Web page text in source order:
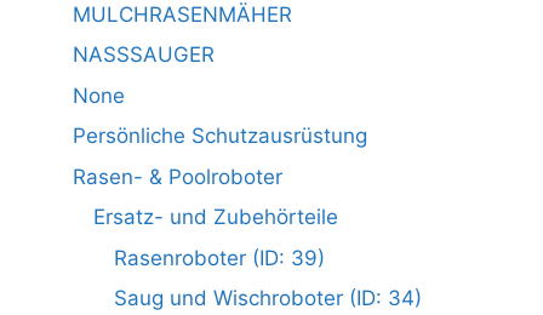
MULCHRASENMÄHER
NASSSAUGER
None
Persönliche Schutzausrüstung
Rasen- & Poolroboter
Ersatz- und Zubehörteile
Rasenroboter (ID: 39)
Saug und Wischroboter (ID: 34)